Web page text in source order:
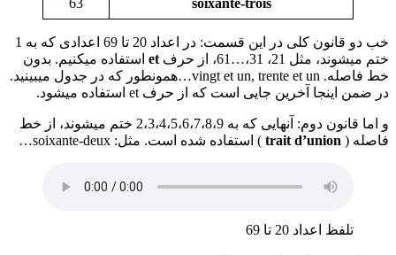
خب دو قانون کلی در این قسمت: در اعداد 20 تا 69 اعدادی که به 1
ختم میشوند، مثل 21، 31،…61، از حرف
et استفاده میکنیم. بدون
خط فاصله. vingt et un, trente et un…همونطور که در جدول میبینید.
در ضمن اینجا آخرین جایی است که از حرف et استفاده میشود.
و اما قانون دوم: آنهایی که به 2،3،4،5،6،7،8،9 ختم میشوند، از خط
فاصله ( trait d’union ) استفاده شده است. مثل: soixante-deux…
تلفظ اعداد 20 تا 69